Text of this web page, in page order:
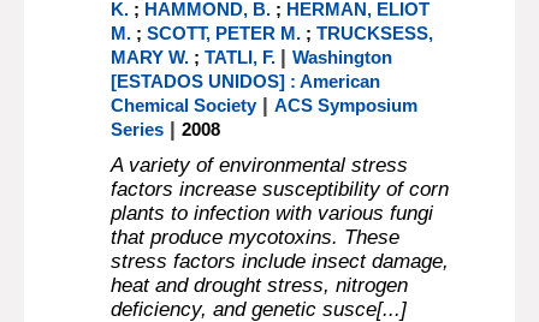
K. ; HAMMOND, B. ; HERMAN, ELIOT
M. ;SCOTT, PETER M. ;TRUCKSESS,
MARY W. ;TATLI, F. |Washington
[ESTADOS UNIDOS] : American
Chemical Society|ACS Symposium
Series |2008
A variety of environmental stress
factors increase susceptibility of corn
plants to infection with various fungi
that produce mycotoxins. These
stress factors include insect damage,
heat and drought stress, nitrogen
deficiency, and genetic susce[...]